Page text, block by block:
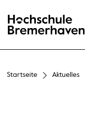
Hochschule Bremerhaven
Startseite Aktuelles